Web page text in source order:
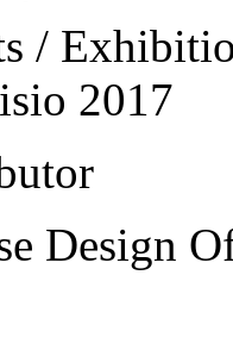
/
2017
Design